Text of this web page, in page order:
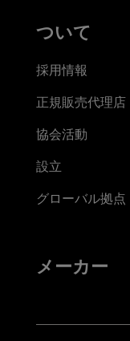
ついて
採用情報
正規販売代理店
協会活動
設立
グローバル拠点
メーカー